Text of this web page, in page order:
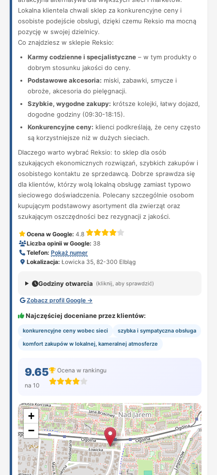
Lokalna klientela chwali sklep za konkurencyjne ceny i
osobiste podejście obsługi, dzięki czemu Reksio ma mocną
pozycję w swojej dzielnicy.
Co znajdziesz w sklepie Reksio:
Karmy codzienne i specjalistyczne – w tym produkty o
dobrym stosunku jakości do ceny.
Podstawowe akcesoria: miski, zabawki, smycze i
obroże, akcesoria do pielęgnacji.
Szybkie, wygodne zakupy: krótsze kolejki, łatwy dojazd,
dogodne godziny (09:30-18:15).
Konkurencyjne ceny: klienci podkreślają, że ceny często
są korzystniejsze niż w dużych sieciach.
Dlaczego warto wybrać Reksio: to sklep dla osób
szukających ekonomicznych rozwiązań, szybkich zakupów i
osobistego kontaktu ze sprzedawcą. Dobrze sprawdza się
dla klientów, którzy wolą lokalną obsługę zamiast typowo
sieciowego doświadczenia. Polecany szczególnie osobom
kupującym podstawowy asortyment dla zwierząt oraz
szukającym oszczędności bez rezygnacji z jakości.
Ocena w Google: 4.8
Liczba opinii w Google: 38
Telefon: Pokaż numer
Lokalizacja: Łowicka 35, 82-300 Elbląg
Godziny otwarcia (kliknij, aby sprawdzić)
Zobacz profil Google →
Najczęściej doceniane przez klientów:
konkurencyjne ceny wobec sieci
szybka i sympatyczna obsługa
komfort zakupów w lokalnej, kameralnej atmosferze
9.65
na 10
Ocena w rankingu
+
−